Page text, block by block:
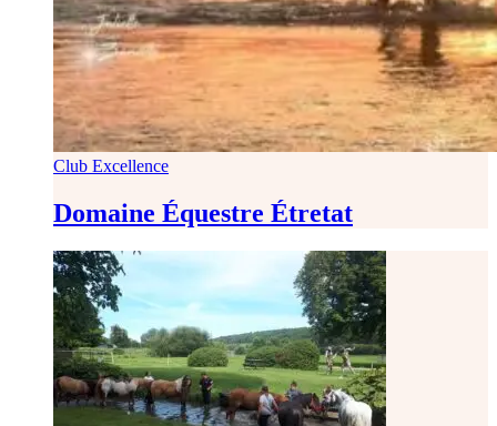
Club Excellence
Domaine Équestre Étretat